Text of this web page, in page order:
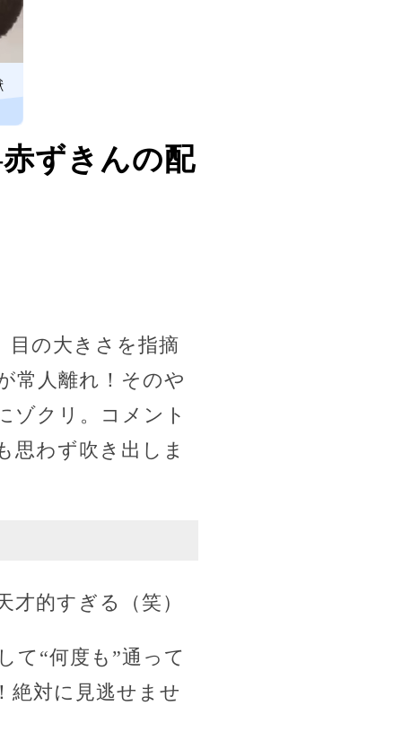
ずきんの配
目の大きさを指摘
常人離れ！そのや
ゾクリ。コメント
思わず吹き出しま
的すぎる（笑）
て“何度も”通って
絶対に見逃せませ